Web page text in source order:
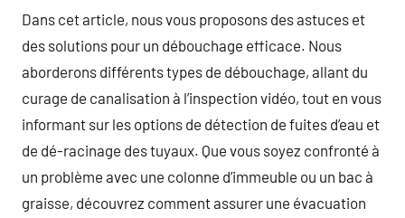
Dans cet article, nous vous proposons des astuces et
des solutions pour un débouchage efficace. Nous
aborderons différents types de débouchage, allant du
curage de canalisation à l’inspection vidéo, tout en vous
informant sur les options de détection de fuites d’eau et
de dé-racinage des tuyaux. Que vous soyez confronté à
un problème avec une colonne d’immeuble ou un bac à
graisse, découvrez comment assurer une évacuation